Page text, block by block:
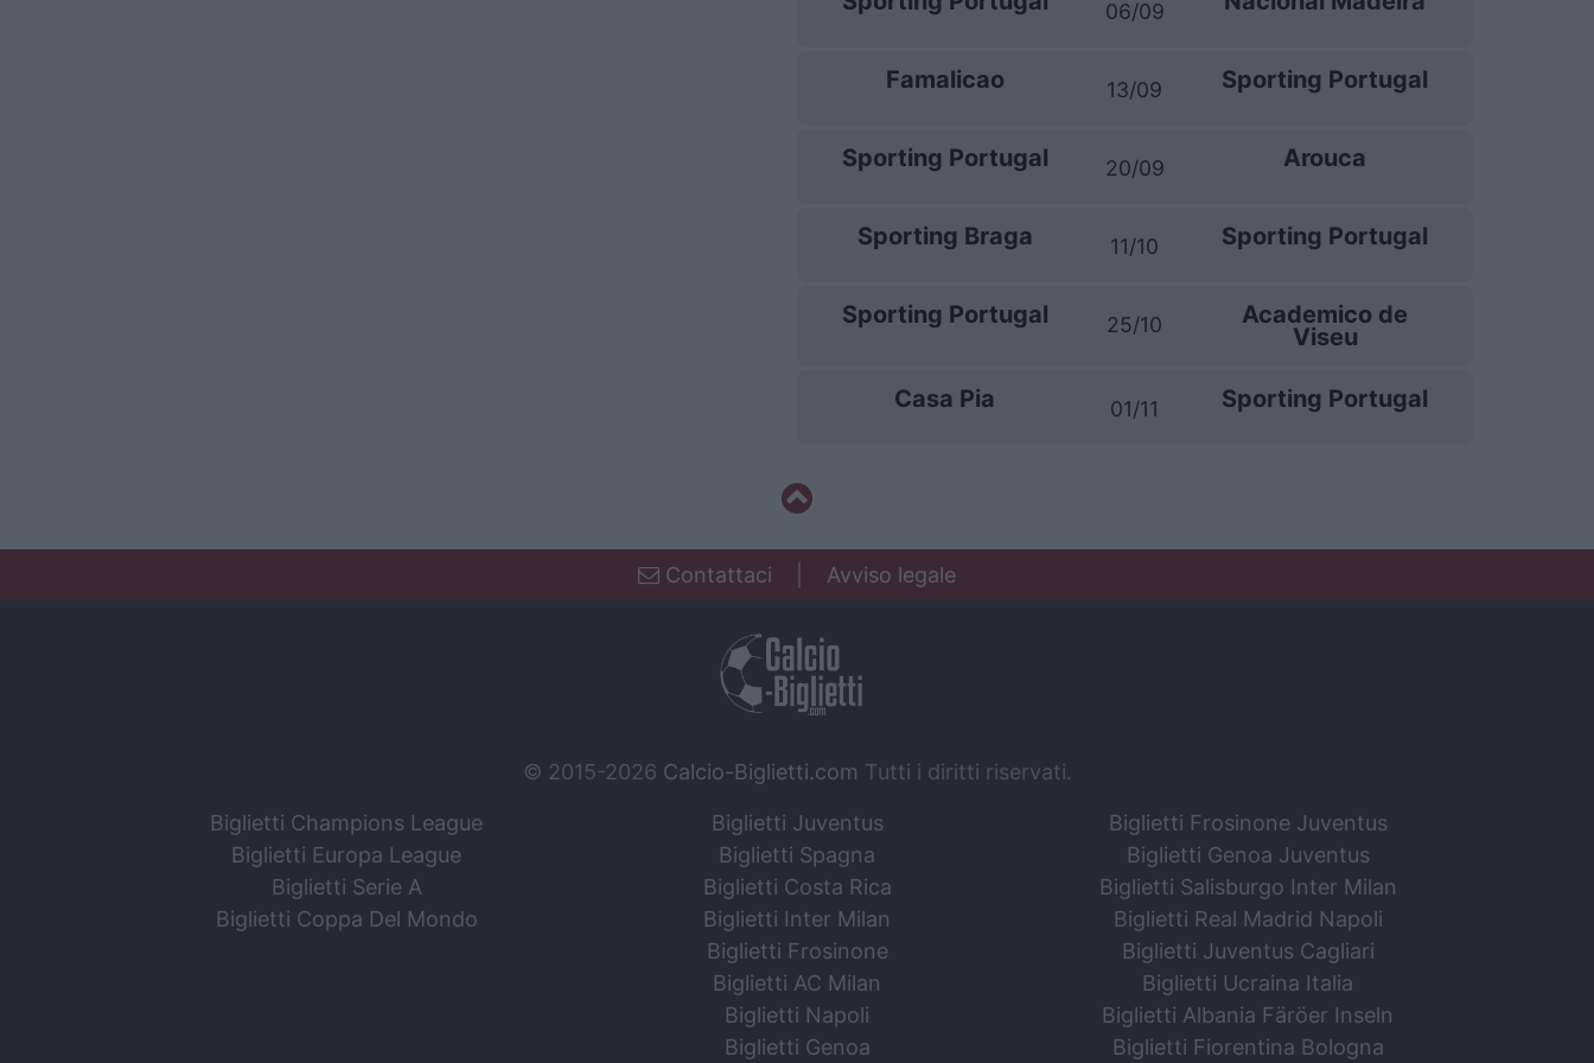
06/09
Famalicao 13/09 Sporting Portugal
Sporting Portugal 20/09 Arouca
Sporting Braga 11/10 Sporting Portugal
Sporting Portugal 25/10 Academico de
Viseu
Casa Pia 01/11 Sporting Portugal
Contattaci Avviso legale
© 2015-2026 Calcio-Biglietti.com Tutti i diritti riservati.
Biglietti Champions League
Biglietti Europa League
Biglietti Serie A
Biglietti Coppa Del Mondo
Biglietti Juventus
Biglietti Spagna
Biglietti Costa Rica
Biglietti Inter Milan
Biglietti Frosinone
Biglietti AC Milan
Biglietti Napoli
Biglietti Genoa
Biglietti Frosinone Juventus
Biglietti Genoa Juventus
Biglietti Salisburgo Inter Milan
Biglietti Real Madrid Napoli
Biglietti Juventus Cagliari
Biglietti Ucraina Italia
Biglietti Albania Färöer Inseln
Biglietti Fiorentina Bologna